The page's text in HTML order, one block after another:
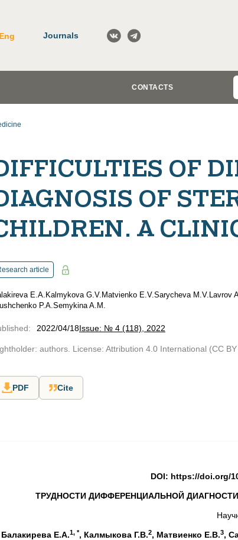
Eng Journals
CONTACTS
OF
OF
A
article
E.A. Kalmykova G.V. Matvienko E.V.Sarycheva M.V. Lavrov
P.A.Semykina A.M.
: 2022/04/18Issue: № 4 (118), 2022
authors. License: Attribution 4.0 International (CC
PDF Cite
DOI: https://doi.org/
ТРУДНОСТИ ДИФФЕРЕНЦИАЛЬНОЙ
Балакирева Е.А.1, *, Калмыкова Г.В.2, Матвиенко Е.В.3,